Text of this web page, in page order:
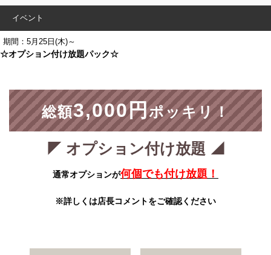
イベント
期間：5月25日(木)～
☆オプション付け放題パック☆
総額3,000円ポッキリ！
◤ オプション付け放題 ◢
通常オプションが何個でも付け放題！
※詳しくは店長コメントをご確認ください